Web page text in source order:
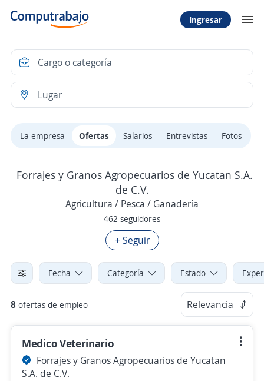
Ingresar
La empresa Ofertas Salarios Entrevistas Fotos
Forrajes y Granos Agropecuarios de Yucatan S.A.
de C.V.
Agricultura / Pesca / Ganadería
462 seguidores
+ Seguir
Fecha Categoría Estado
8 ofertas de empleo Relevancia
Medico Veterinario
Forrajes y Granos Agropecuarios de Yucatan
S.A. de C.V.